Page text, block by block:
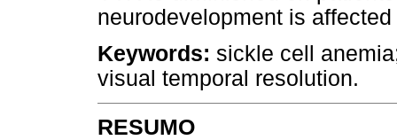
neurodevelopment is
Keywords: sickle cell
visual temporal resolution.
RESUMO